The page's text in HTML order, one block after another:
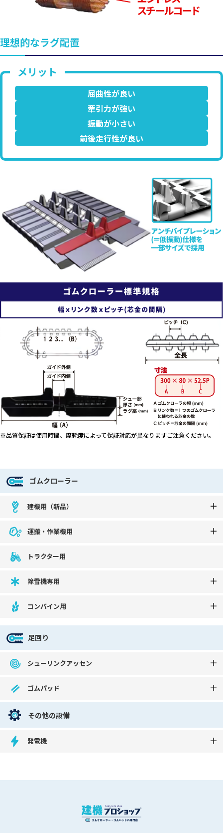
理想的なラグ配置
屈曲性が良い
牽引力が強い
振動が小さい
前後走行性が良い
※品質保証は使用時間、摩耗度によって保証対応が異なりますご注意ください。
ゴムクローラー
建機用（新品）
運搬・作業機用
トラクター用
除雪機専用
コンバイン用
足回り
シューリンクアッセン
ゴムパッド
その他の設備
発電機